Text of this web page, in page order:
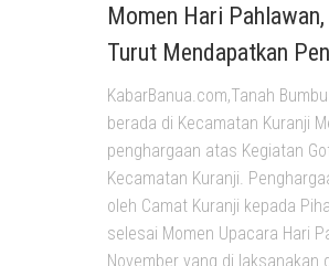
Momen Hari
Turut Mendapatkan
KabarBanua.com,Tanah
berada di Kecamatan Kuranji
penghargaan atas Kegiatan
Kecamatan Kuranji.
oleh Camat Kuranji kepada
selesai Momen Upacara Hari
November yang di laksanakan